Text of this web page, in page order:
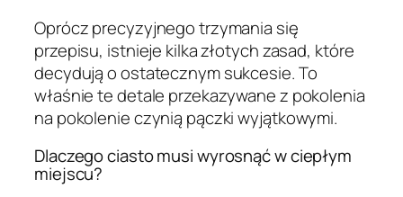
Oprócz precyzyjnego trzymania się
przepisu, istnieje kilka złotych zasad, które
decydują o ostatecznym sukcesie. To
właśnie te detale przekazywane z pokolenia
na pokolenie czynią pączki wyjątkowymi.
Dlaczego ciasto musi wyrosnąć w ciepłym
miejscu?